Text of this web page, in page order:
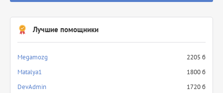
Лучшие помощники
Megamozg
2205 б
Matalya1
1800 б
DevAdmin
1720 б